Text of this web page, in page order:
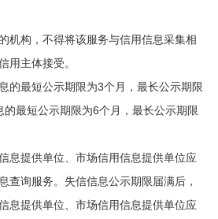
机构，不得将该服务与信用信息采集相
用主体接受。
最短公示期限为3个月，最长公示期限
最短公示期限为6个月，最长公示期限
息提供单位、市场信用信息提供单位应
查询服务。失信信息公示期限届满后，
息提供单位、市场信用信息提供单位应